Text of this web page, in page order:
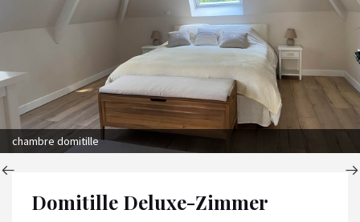
chambre domitille
Domitille Deluxe-Zimmer